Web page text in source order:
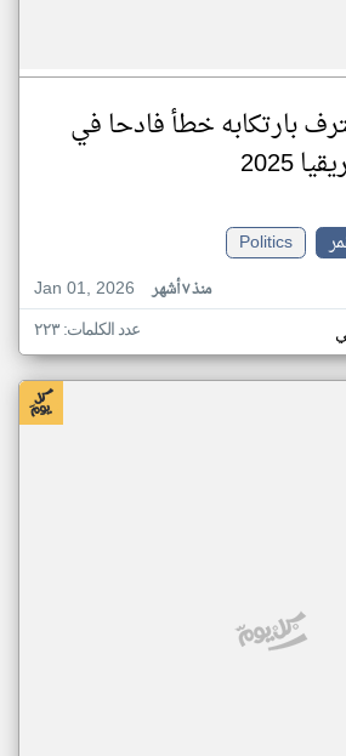
بارتكابه خطأ فادحا في
2025
Politics
Jan 01, 2026
منذ ٧ أشهر
عدد الكلمات: ٢٢٣